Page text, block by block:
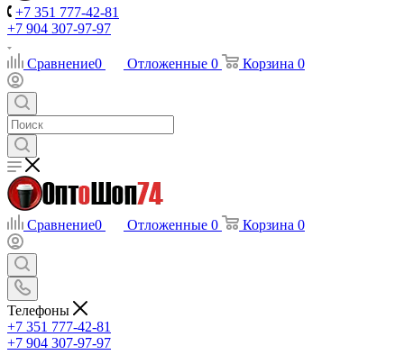
+7 351 777-42-81
+7 904 307-97-97
Сравнение0 Отложенные 0 Корзина 0
Сравнение0 Отложенные 0 Корзина 0
Телефоны
+7 351 777-42-81
+7 904 307-97-97